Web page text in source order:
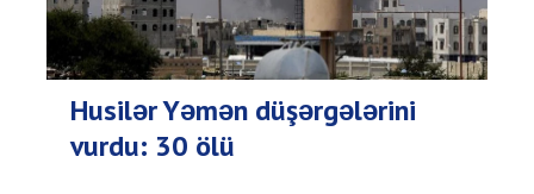
Husilər Yəmən düşərgələrini
vurdu: 30 ölü